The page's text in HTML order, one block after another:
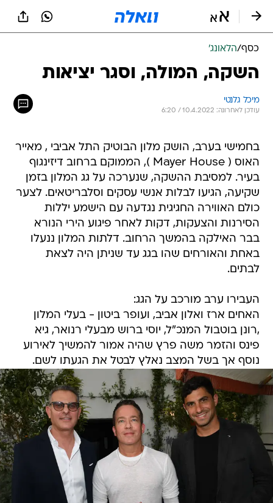
כסף/הלאונג'
השקה, המולה, וסגר יציאות
מיכל גלנטי
עודכן לאחרונה: 10.4.2022 / 6:20
בחמישי בערב, הושק מלון הבוטיק התל אביבי , מאייר
האוס ( Mayer House ), הממוקם ברחוב דיזינגוף
בעיר. למסיבת ההשקה, שנערכה על גג המלון בזמן
שקיעה, הגיעו לבלות אנשי עסקים וסלבריטאים. לצער
כולם האווירה החגיגית נגדעה עם הישמע יללות
הסירנות והצעקות, דקות לאחר פיגוע הירי הנורא
בבר האילקה בהמשך הרחוב. דלתות המלון ננעלו
באחת והאורחים שהו בגג עד שניתן היה לצאת
לבתים.
העבירו ערב מורכב על הגג:
האחים ארז ואלון אביב, ועופר ביטון - בעלי המלון
,רונן בוטבול המנכ"ל, יוסי ברוש מבעלי רנואר, גיא
פינס והזמר משה פרץ שהיה אמור להמשיך לאירוע
נוסף אך בשל המצב נאלץ לבטל את הגעתו לשם.